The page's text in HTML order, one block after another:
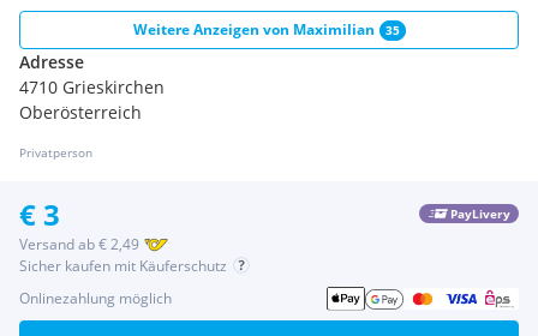
Weitere Anzeigen von Maximilian 35
Adresse
4710 Grieskirchen
Oberösterreich
Privatperson
€ 3 PayLivery
Versand ab € 2,49
Sicher kaufen mit Käuferschutz
Onlinezahlung möglich